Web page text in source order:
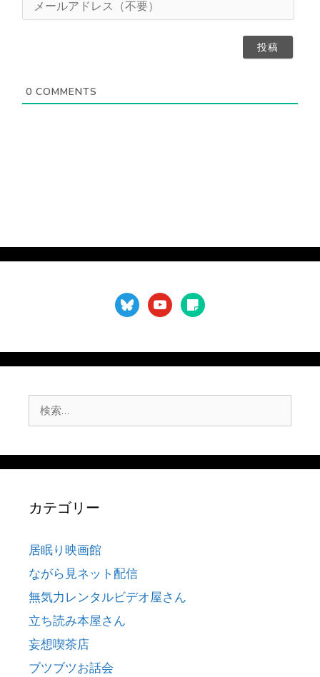
意
（
0 COMMENTS
blueskyyoutubesticky-
note
索:
カテゴリー
居眠り映画館
ながら見ネット配信
無気力レンタルビデオ屋さん
立ち読み本屋さん
妄想喫茶店
ブツブツお話会